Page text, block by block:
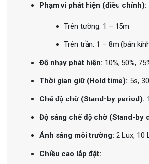
Phạm vi phát hiện (điều chỉnh):
Trên tường: 1 – 15m
Trên trần: 1 – 8m (bán
Độ nhạy phát hiện: 10%, 50%,
Thời gian giữ (Hold time): 5s,
Chế độ chờ (Stand-by period):
Độ sáng chế độ chờ (Stand-by
Ánh sáng môi trường: 2 Lux, 10
Chiều cao lắp đặt: